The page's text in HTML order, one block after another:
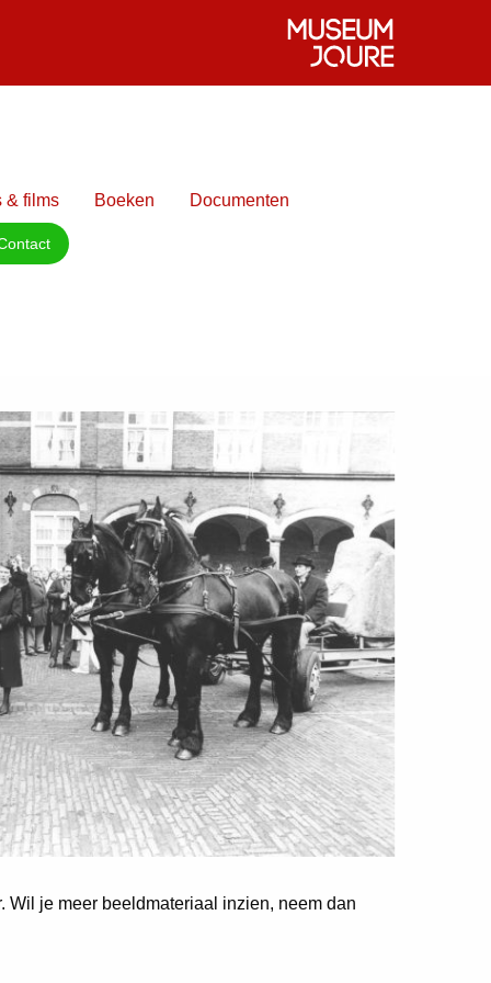
& films Boeken Documenten
Wil je meer beeldmateriaal inzien, neem dan